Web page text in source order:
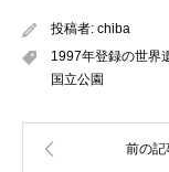
投稿者: chiba
1997年登録の世界
国立公園